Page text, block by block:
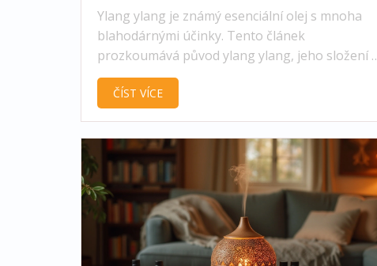
Ylang ylang je známý esenciální olej s mnoha
blahodárnými účinky. Tento článek
prozkoumává původ ylang ylang, jeho složení a
zdravotní výhody, včetně tipů, jak jej používat v
každodenním životě. Naučíte se také zajímavá
pro jeho bezpečné použití.
ČÍST VÍCE